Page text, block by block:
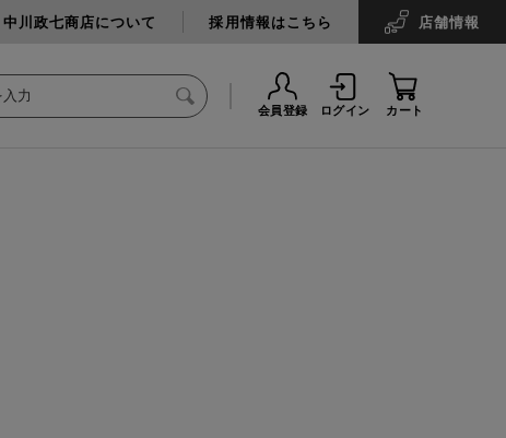
中川政七商店について 採用情報はこちら 店舗情報
会員登録 ログイン カート